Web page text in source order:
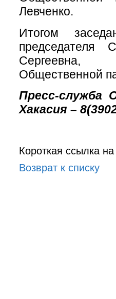
Левченко.
Итогом
Сергеевна,
Общественной
Пресс-служба
Хакасия –
Короткая ссылка на
Возврат к списку